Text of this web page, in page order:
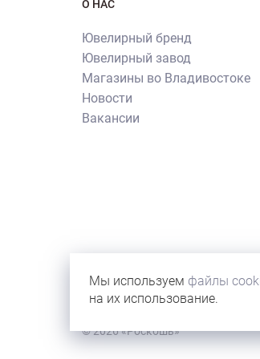
О НАС
Ювелирный бренд
Ювелирный завод
Магазины во Владивостоке
Новости
Вакансии
их копирования и
иллюстрации новостей бренда
© 2026 «Роскошь»
Мы используем файлы
на их использование.